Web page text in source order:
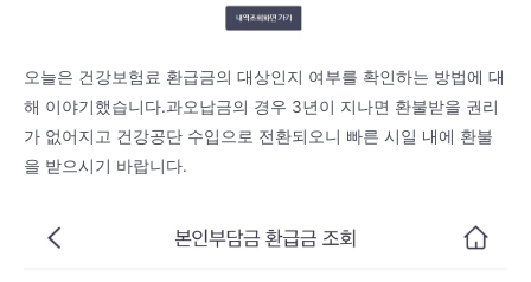
오늘은 건강보험료 환급금의 대상인지 여부를 확인하는 방법에 대
해 이야기했습니다.과오납금의 경우 3년이 지나면 환불받을 권리
가 없어지고 건강공단 수입으로 전환되오니 빠른 시일 내에 환불
을 받으시기 바랍니다.